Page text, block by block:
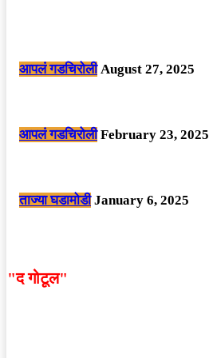
आपलं गडचिरोली August 27, 2025
आपलं गडचिरोली February 23, 2025
ताज्या घडामोडी January 6, 2025
"द गोटूल"